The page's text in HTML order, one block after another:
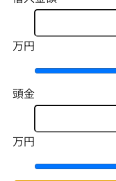
万円
頭金
万円